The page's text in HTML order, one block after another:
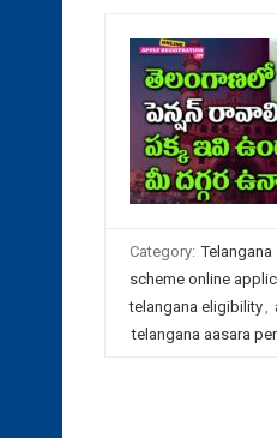
Category: Telangana
scheme online
telangana eligibility,
telangana aasara